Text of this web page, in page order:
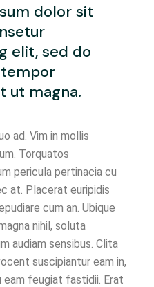
dolor sit
elit, sed do
ut magna.
ad. Vim in mollis
Torquatos
pericula pertinacia cu
at. Placerat euripidis
cum an. Ubique
nihil, soluta
audiam sensibus. Clita
suscipiantur eam in,
eam feugiat fastidii. Erat